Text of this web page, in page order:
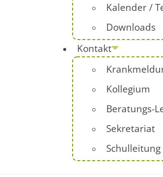
Kalender /
Downloads
Kontakt
Kollegium
Beratungs-
Sekretariat
Schulleitung